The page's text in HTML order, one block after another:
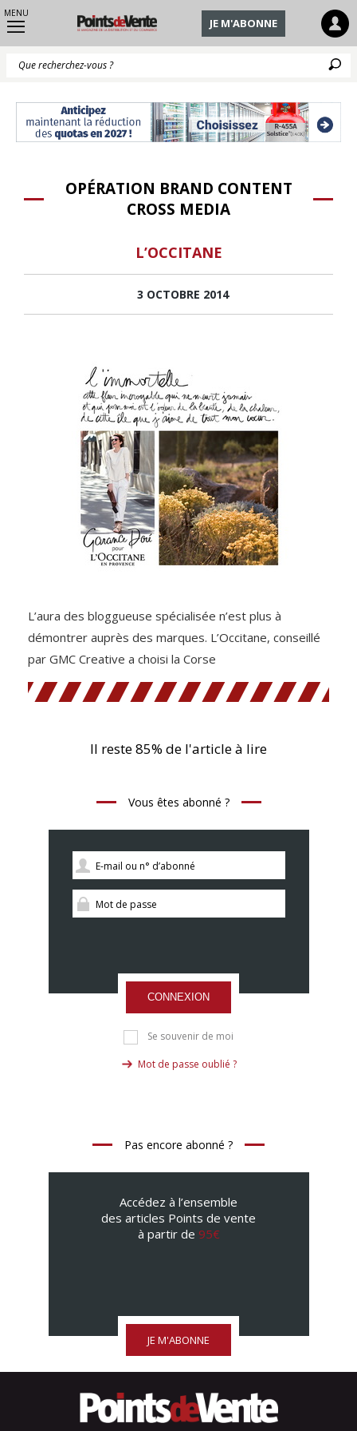
MENU
JE M'ABONNE
OPÉRATION BRAND CONTENT
CROSS MEDIA
L’OCCITANE
3 OCTOBRE 2014
L’aura des bloggueuse spécialisée n’est plus à
démontrer auprès des marques. L’Occitane, conseillé
par GMC Creative a choisi la Corse
Il reste 85% de l'article à lire
Vous êtes abonné ?
CONNEXION
Se souvenir de moi
Mot de passe oublié ?
Pas encore abonné ?
Accédez à l’ensemble
des articles Points de vente
à partir de 95€
JE M'ABONNE